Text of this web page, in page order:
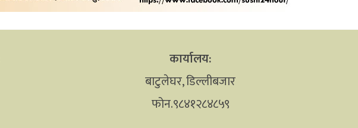
कार्यालय:
बाटुलेघर, डिल्लीबजार
फोन.९८४१२८४८५९